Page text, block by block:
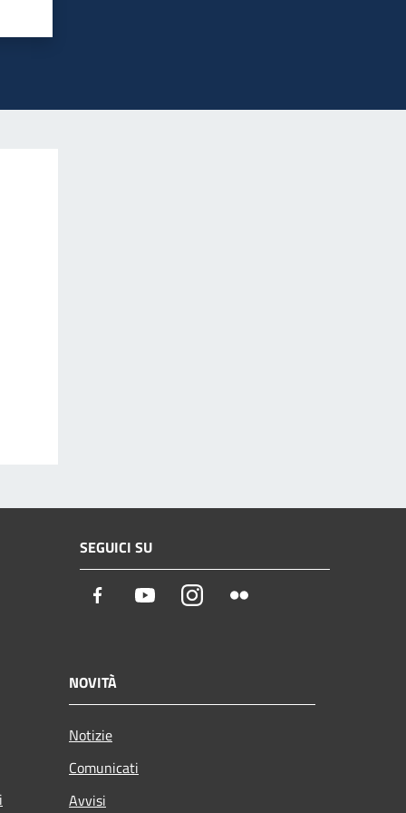
SEGUICI SU
Facebook YoutubeInstagram
NOVITÀ
Notizie
Comunicati
Avvisi